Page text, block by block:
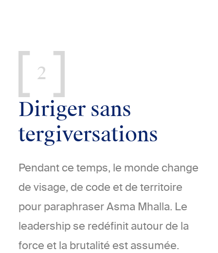
2
Diriger sans
tergiversations
Pendant ce temps, le monde change
de visage, de code et de territoire
pour paraphraser Asma Mhalla. Le
leadership se redéfinit autour de la
force et la brutalité est assumée.